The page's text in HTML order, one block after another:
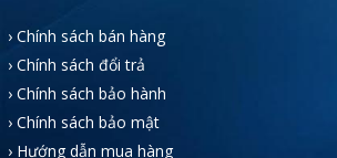
› Chính sách bán hàng
› Chính sách đổi trả
› Chính sách bảo hành
› Chính sách bảo mật
› Hướng dẫn mua hàng